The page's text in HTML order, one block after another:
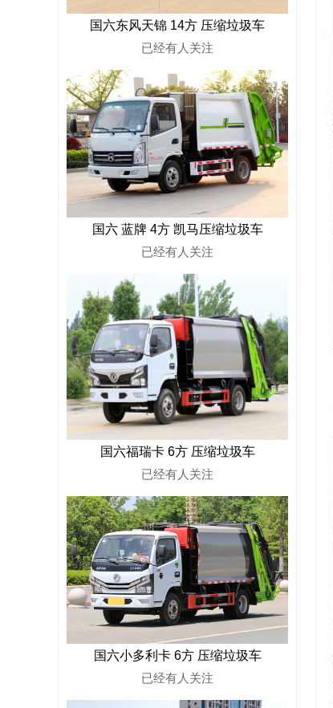
国六东风天锦 14方 压缩垃圾车
已经有人关注
国六 蓝牌 4方 凯马压缩垃圾车
已经有人关注
国六福瑞卡 6方 压缩垃圾车
已经有人关注
国六小多利卡 6方 压缩垃圾车
已经有人关注